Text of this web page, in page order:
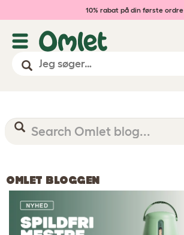
10% rabat på din første ordre
OMLET BLOGGEN